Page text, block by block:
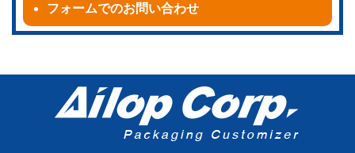
フォームでのお問い合わせ